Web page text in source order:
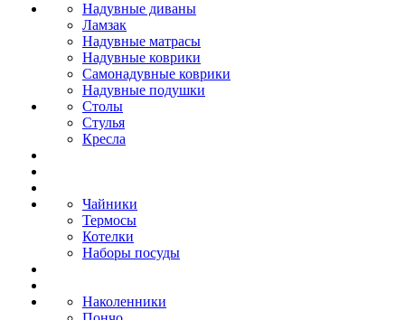
Надувные диваны
Ламзак
Надувные матрасы
Надувные коврики
Самонадувные коврики
Надувные подушки
Столы
Стулья
Кресла
Чайники
Термосы
Котелки
Наборы посуды
Наколенники